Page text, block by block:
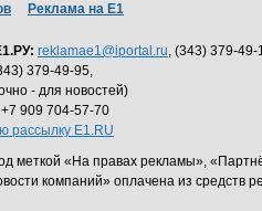
Реклама на Е1
reklamae1@iportal.ru, (343) 379-49-
379-49-95,
- для новостей)
909 704-57-70
рассылку E1.RU
меткой «На правах рекламы»,
компаний» оплачена из средств